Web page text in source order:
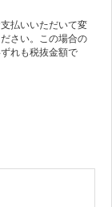
払いいただいて変
さい。この場合の
れも税抜金額で